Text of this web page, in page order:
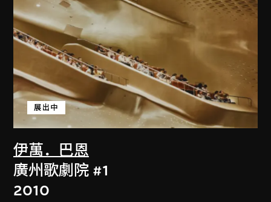
伊萬．巴恩
展出中
廣州歌劇院 #1
2010